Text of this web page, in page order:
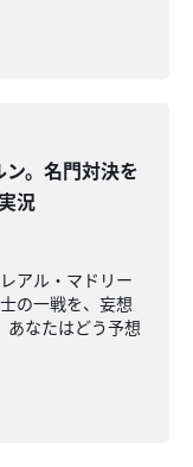
ン。名門対決を
況
アル・マドリー
の一戦を、妄想
あなたはどう予想